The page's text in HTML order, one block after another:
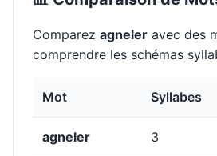
Comparez agneler avec des
comprendre les schémas
Mot Syllabes
agneler 3